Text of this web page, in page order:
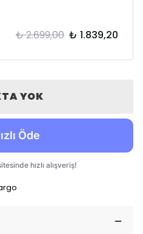
₺ 2.699,00 ₺ 1.839,20
YOK